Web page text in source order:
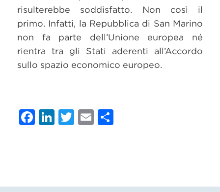
risulterebbe soddisfatto. Non così il
primo. Infatti, la Repubblica di San Marino
non fa parte dell’Unione europea né
rientra tra gli Stati aderenti all’Accordo
sullo spazio economico europeo.
Facebook
LinkedIn
Twitter
Email